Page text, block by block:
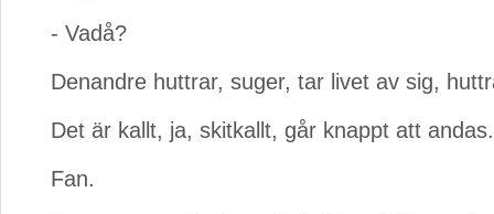
- Vadå?
Denandre huttrar, suger, tar livet av sig,
Det är kallt, ja, skitkallt, går knappt att andas.
Fan.